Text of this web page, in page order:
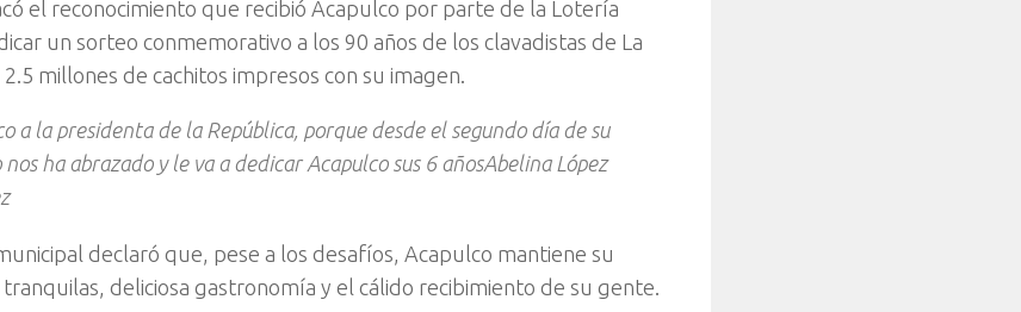
el reconocimiento que recibió Acapulco por parte de la Lotería
un sorteo conmemorativo a los 90 años de los clavadistas de La
millones de cachitos impresos con su imagen.
a la presidenta de la República, porque desde el segundo día de su
ha abrazado y le va a dedicar Acapulco sus 6 añosAbelina López
declaró que, pese a los desafíos, Acapulco mantiene su
tranquilas, deliciosa gastronomía y el cálido recibimiento de su gente.